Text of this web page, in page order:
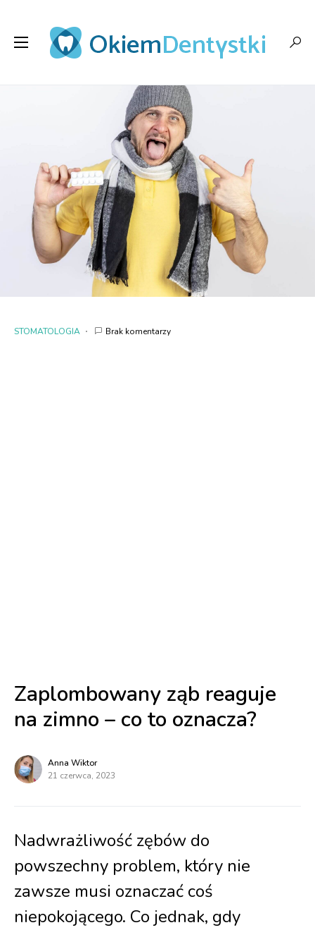
STOMATOLOGIA Brak komentarzy
Zaplombowany ząb reaguje
na zimno – co to oznacza?
Anna Wiktor
21 czerwca, 2023
Nadwrażliwość zębów do
powszechny problem, który nie
zawsze musi oznaczać coś
niepokojącego. Co jednak, gdy